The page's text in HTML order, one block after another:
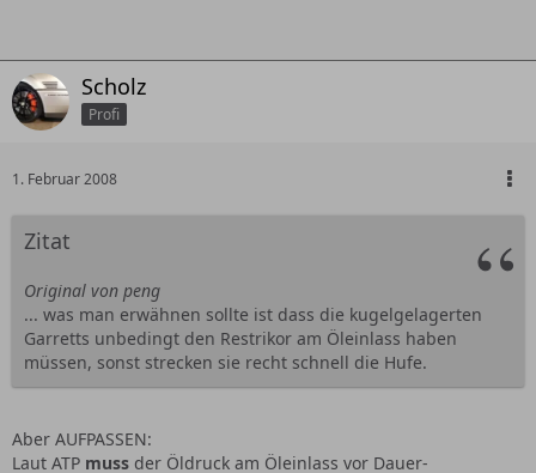
Scholz
Profi
1. Februar 2008
Zitat
Original von peng
... was man erwähnen sollte ist dass die kugelgelagerten
Garretts unbedingt den Restrikor am Öleinlass haben
müssen, sonst strecken sie recht schnell die Hufe.
Aber AUFPASSEN:
Laut ATP muss der Öldruck am Öleinlass vor Dauer-